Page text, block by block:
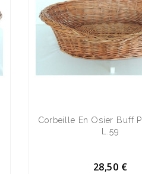
Corbeille En Osier Buff
L.59
28,50 €